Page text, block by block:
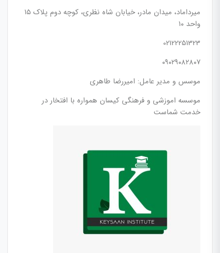
میرداماد، میدان مادر، خیابان شاه نظری، کوچه دوم پلاک ۱۵
واحد ۱۰
02122251323
۰۹۰۲۹۰۸۲۸۰۷
موسس و مدیر عامل: امیررضا طاهری
موسسه اموزشی و فرهنگی کیسان همواره با افتخار در
خدمت شماست